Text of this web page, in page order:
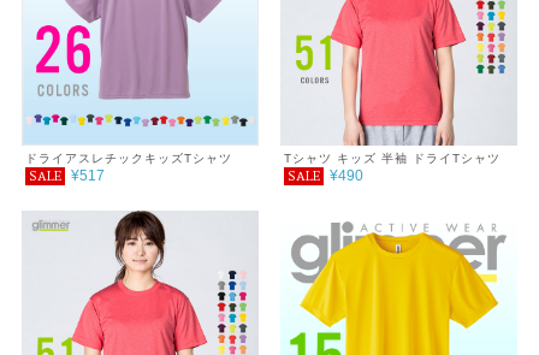
ドライアスレチックキッズTシャツ
SALE ¥517
Tシャツ キッズ 半袖 ドライTシャツ
4.4オンス 100～150cm
SALE ¥490